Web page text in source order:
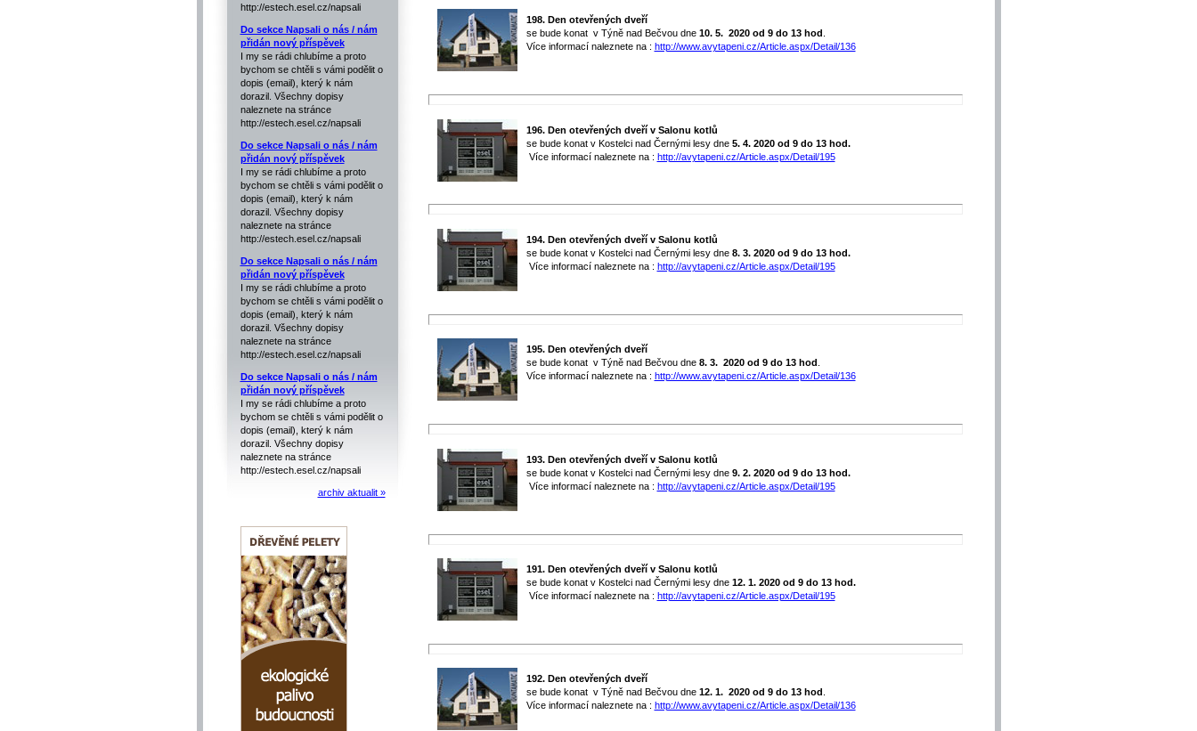
http://estech.esel.cz/napsali
Do sekce Napsali o nás / nám
přidán nový příspěvek
I my se rádi chlubíme a proto
bychom se chtěli s vámi podělit o
dopis (email), který k nám
dorazil. Všechny dopisy
naleznete na stránce
http://estech.esel.cz/napsali
Do sekce Napsali o nás / nám
přidán nový příspěvek
I my se rádi chlubíme a proto
bychom se chtěli s vámi podělit o
dopis (email), který k nám
dorazil. Všechny dopisy
naleznete na stránce
http://estech.esel.cz/napsali
Do sekce Napsali o nás / nám
přidán nový příspěvek
I my se rádi chlubíme a proto
bychom se chtěli s vámi podělit o
dopis (email), který k nám
dorazil. Všechny dopisy
naleznete na stránce
http://estech.esel.cz/napsali
Do sekce Napsali o nás / nám
přidán nový příspěvek
I my se rádi chlubíme a proto
bychom se chtěli s vámi podělit o
dopis (email), který k nám
dorazil. Všechny dopisy
naleznete na stránce
http://estech.esel.cz/napsali
archiv aktualit »
198. Den otevřených dveří
se bude konat v Týně nad Bečvou dne 10. 5. 2020od 9 do 13 hod
Více informací naleznete na : http://www.avytapeni.cz/Article.aspx/Detail/136
196. Den otevřených dveří v Salonu kotlů
se bude konat v Kostelci nad Černými lesy dne 5. 4. 2020 od 9 do 13 hod.
Více informací naleznete na : http://avytapeni.cz/Article.aspx/Detail/195
194. Den otevřených dveří v Salonu kotlů
se bude konat v Kostelci nad Černými lesy dne 8. 3. 2020 od 9 do 13 hod.
Více informací naleznete na : http://avytapeni.cz/Article.aspx/Detail/195
195. Den otevřených dveří
se bude konat v Týně nad Bečvou dne 8. 3. 2020od 9 do 13 hod
Více informací naleznete na : http://www.avytapeni.cz/Article.aspx/Detail/136
193. Den otevřených dveří v Salonu kotlů
se bude konat v Kostelci nad Černými lesy dne 9. 2. 2020 od 9 do 13 hod.
Více informací naleznete na : http://avytapeni.cz/Article.aspx/Detail/195
191. Den otevřených dveří v Salonu kotlů
se bude konat v Kostelci nad Černými lesy dne 12. 1. 2020 od 9 do 13 hod.
Více informací naleznete na : http://avytapeni.cz/Article.aspx/Detail/195
192. Den otevřených dveří
se bude konat v Týně nad Bečvou dne 12. 1. 2020od 9 do 13 hod
Více informací naleznete na : http://www.avytapeni.cz/Article.aspx/Detail/136